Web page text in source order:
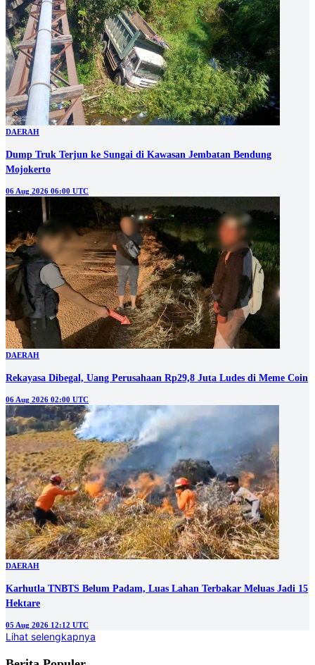
DAERAH
Dump Truk Terjun ke Sungai di Kawasan Jembatan Bendung
Mojokerto
06 Aug 2026 06:00 UTC
DAERAH
Rekayasa Dibegal, Uang Perusahaan Rp29,8 Juta Ludes di Meme Coin
06 Aug 2026 02:00 UTC
DAERAH
Karhutla TNBTS Belum Padam, Luas Lahan Terbakar Meluas Jadi 15
Hektare
05 Aug 2026 12:12 UTC
Lihat selengkapnya